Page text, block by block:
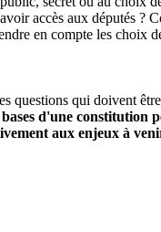
accès aux députés ?
en compte les choix
questions qui doivent
d'une constitution
aux enjeux à